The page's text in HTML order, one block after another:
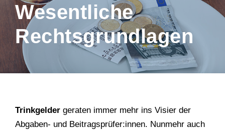
Wesentliche
Rechtsgrundlagen
Trinkgelder geraten immer mehr ins Visier der
Abgaben- und Beitragsprüfer:innen. Nunmehr auch